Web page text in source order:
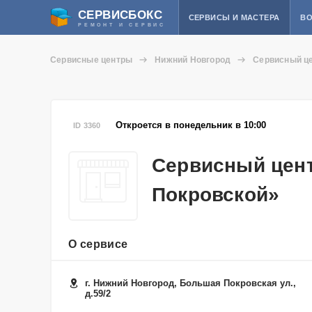
СЕРВИСБОКС
РЕМОНТ И СЕРВИС
СЕРВИСЫ И МАСТЕРА
Сервисные центры Нижний Новгород Сервисный
ID 3360 Откроется в понедельник в 10:00
Сервисный
Покровской»
О сервисе
г. Нижний Новгород, Большая Покровская ул.,
д.59/2